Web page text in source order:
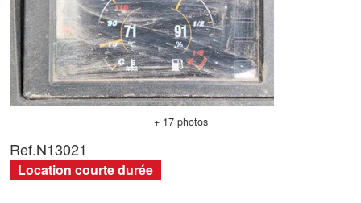
+ 17 photos
Ref.N13021
Location courte durée